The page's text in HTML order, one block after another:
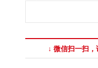
↓ 微信扫一扫